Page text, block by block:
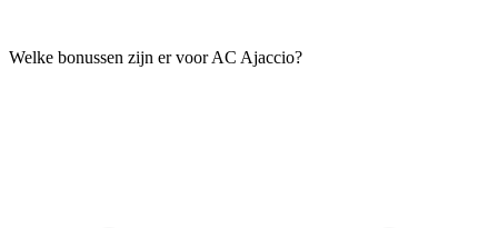
Welke bonussen zijn er voor AC Ajaccio?